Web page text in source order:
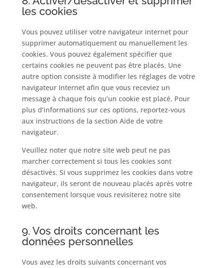
les cookies
Vous pouvez utiliser votre navigateur internet pour
supprimer automatiquement ou manuellement les
cookies. Vous pouvez également spécifier que
certains cookies ne peuvent pas être placés. Une
autre option consiste à modifier les réglages de votre
navigateur Internet afin que vous receviez un
message à chaque fois qu’un cookie est placé. Pour
plus d’informations sur ces options, reportez-vous
aux instructions de la section Aide de votre
navigateur.
Veuillez noter que notre site web peut ne pas
marcher correctement si tous les cookies sont
désactivés. Si vous supprimez les cookies dans votre
navigateur, ils seront de nouveau placés après votre
consentement lorsque vous revisiterez notre site
web.
9. Vos droits concernant les
données personnelles
Vous avez les droits suivants concernant vos